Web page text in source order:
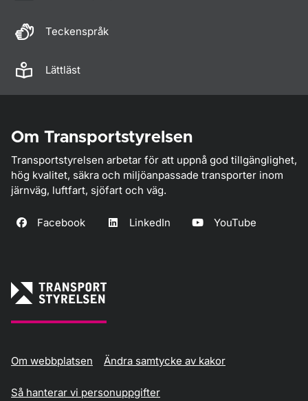
Teckenspråk
Lättläst
Om Transportstyrelsen
Transportstyrelsen arbetar för att uppnå god tillgänglighet,
hög kvalitet, säkra och miljöanpassade transporter inom
järnväg, luftfart, sjöfart och väg.
Facebook LinkedIn YouTube
Om webbplatsen Ändra samtycke av kakor
Så hanterar vi personuppgifter